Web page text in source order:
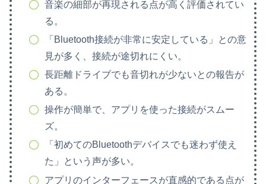
音楽の細部が再現される点が高く評価されてい
る。
「Bluetooth接続が非常に安定している」との意
見が多く、接続が途切れにくい。
長距離ドライブでも音切れが少ないとの報告が
ある。
操作が簡単で、アプリを使った接続がスムー
ズ。
「初めてのBluetoothデバイスでも迷わず使え
た」という声が多い。
アプリのインターフェースが直感的である点が